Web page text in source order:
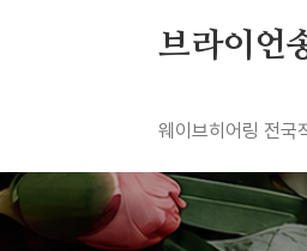
브라이언
웨이브히어링 전국